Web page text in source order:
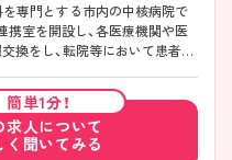
専門とする市内の中核病院で
携室を開設し、各医療機関や医
換をし、転院等において患者さ
完備しているので子育て中の方
ます。また未経験の方もご応募
は、面接対策ポイントなど、さら
でお気軽にご相談ください。
簡単1分！
求人について
く聞いてみる